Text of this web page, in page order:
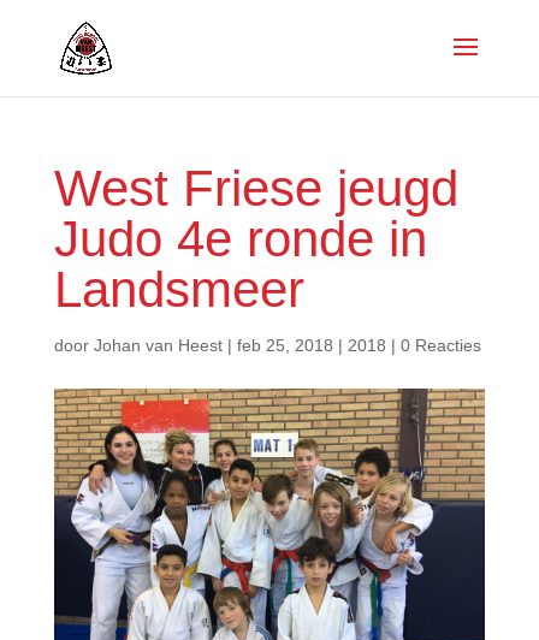
West Friese jeugd
Judo 4e ronde in
Landsmeer
door Johan van Heest| feb 25, 2018 | 2018 | 0 Reacties